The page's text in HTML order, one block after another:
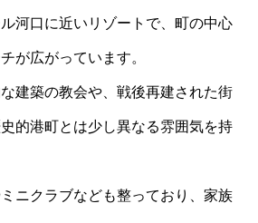
河口に近いリゾートで、町の中心
が広がっています。
建築の教会や、戦後再建された街
的港町とは少し異なる雰囲気を持
ニクラブなども整っており、家族